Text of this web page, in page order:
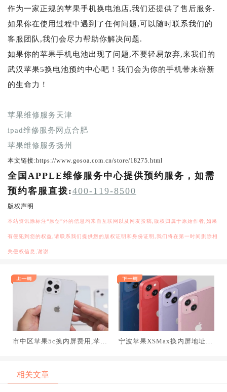
作为一家正规的苹果手机换电池店,我们还提供了售后服务.
如果你在使用过程中遇到了任何问题,可以随时联系我们的
客服团队,我们会尽力帮助你解决问题.
如果你的苹果手机电池出现了问题,不要轻易放弃,来我们的
武汉苹果5换电池预约中心吧！我们会为你的手机带来崭新
的生命力！
苹果维修服务天津
ipad维修服务网点合肥
苹果维修服务扬州
本文链接:https://www.gosoa.com.cn/store/18275.html
全国APPLE维修服务中心提供预约服务，如需
预约客服直拨:400-119-8500
版权声明
本站资讯除标注“原创”外的信息均来自互联网以及网友投稿,版权归属于原始作者,如果
有侵犯到您的权益,请联系我们提供您的版权证明和身份证明,我们将在第一时间删除相
关侵权信息,谢谢.
市中区苹果5c换内屏费用,苹果
宁波苹果XSMax换内屏地址,
相关文章